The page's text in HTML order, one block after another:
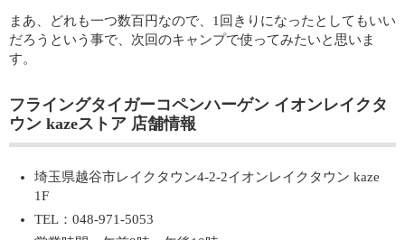
まあ、どれも一つ数百円なので、1回きりになったとしてもいい
だろうという事で、次回のキャンプで使ってみたいと思いま
す。
フライングタイガーコペンハーゲン イオンレイクタ
ウン kazeストア 店舗情報
埼玉県越谷市レイクタウン4-2-2イオンレイクタウン kaze
1F
TEL：048-971-5053